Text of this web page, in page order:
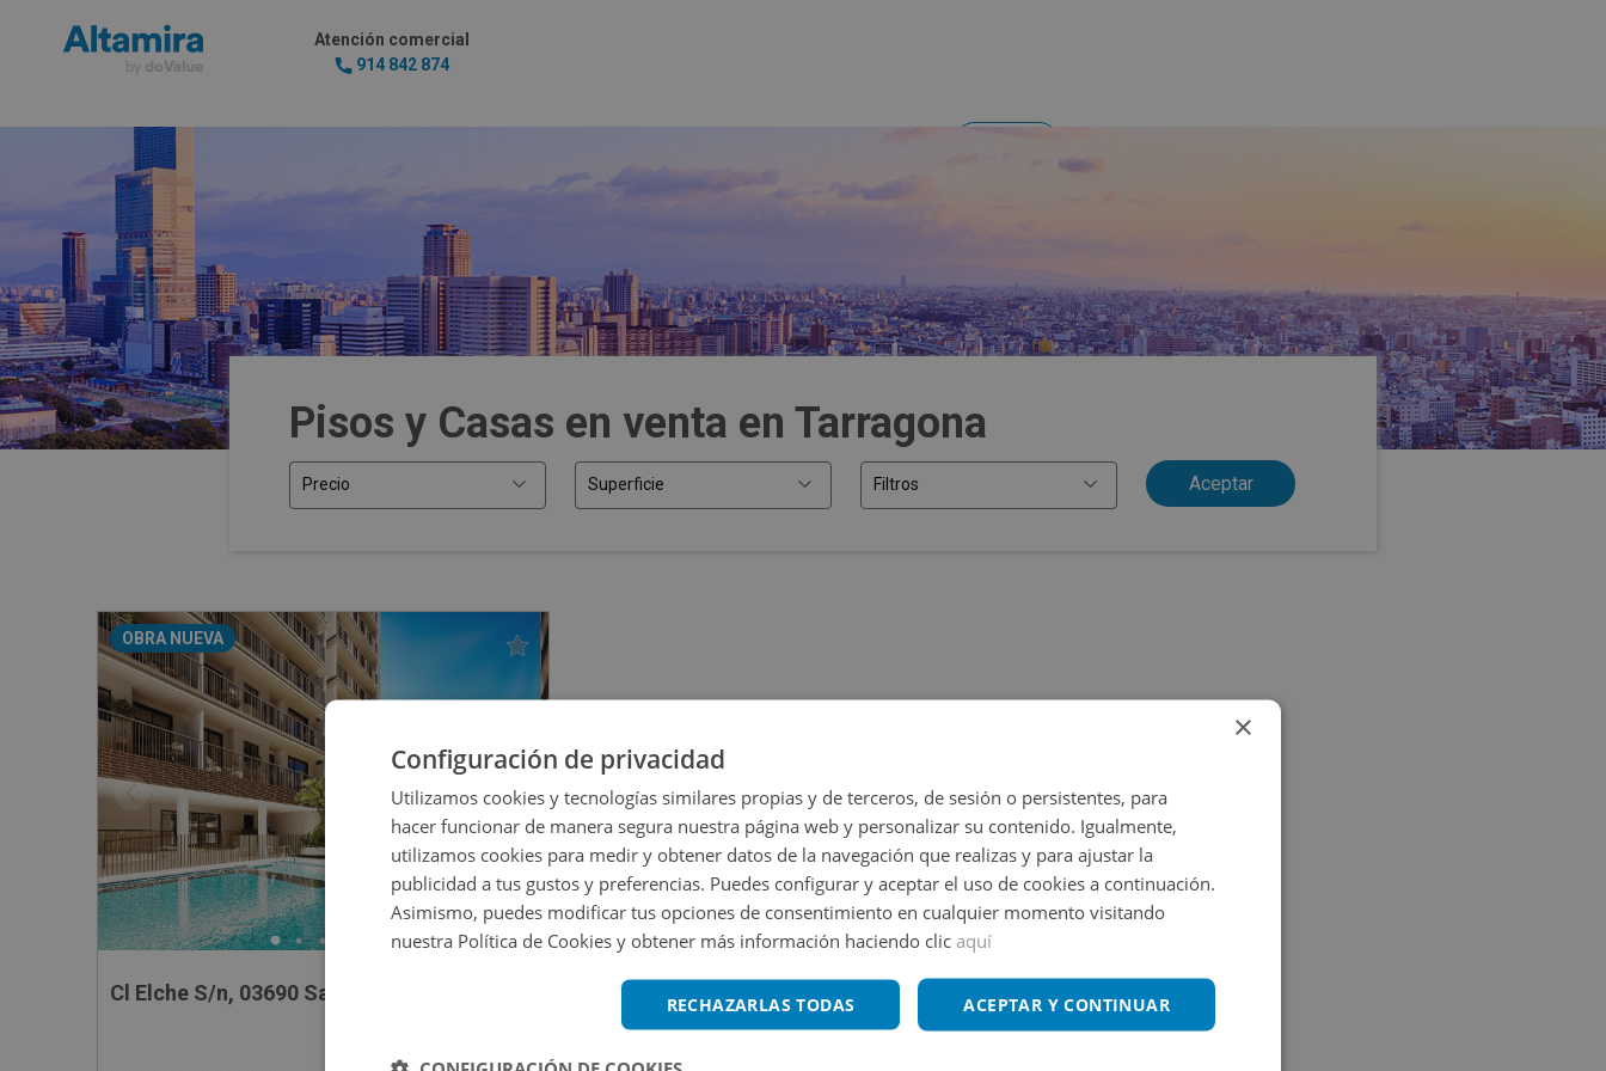
Atención comercial
914 842 874
Pisos y Casas en venta en Tarragona
Precio Superficie Filtros
OBRA NUEVA
Cl Elche S/n, 03690 San Vicente Raspeig - Alicante
×
Configuración de privacidad
Utilizamos cookies y tecnologías similares propias y de terceros, de sesión o persistentes, para
hacer funcionar de manera segura nuestra página web y personalizar su contenido. Igualmente,
utilizamos cookies para medir y obtener datos de la navegación que realizas y para ajustar la
publicidad a tus gustos y preferencias. Puedes configurar y aceptar el uso de cookies a continuación.
Asimismo, puedes modificar tus opciones de consentimiento en cualquier momento visitando
nuestra Política de Cookies y obtener más información haciendo clic aquí
ACEPTAR Y CONTINUAR
RECHAZARLAS TODAS